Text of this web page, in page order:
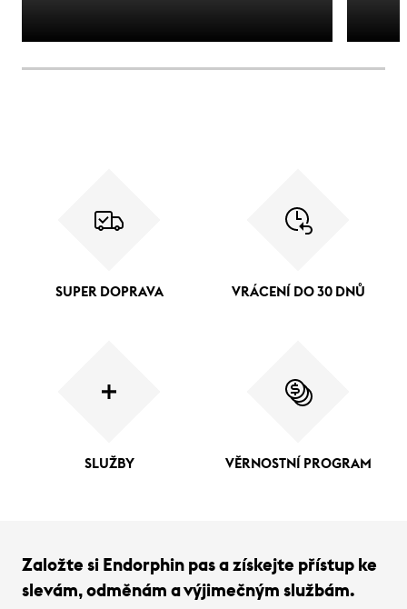
SUPER DOPRAVA VRÁCENÍ DO 30 DNŮ
SLUŽBY VĚRNOSTNÍ PROGRAM
Založte si Endorphin pas a získejte přístup ke
slevám, odměnám a výjimečným službám.